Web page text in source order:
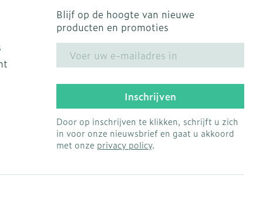
Blijf op de hoogte van nieuwe
producten en promoties
Inschrijven
Door op inschrijven te klikken, schrijft u zich
in voor onze nieuwsbrief en gaat u akkoord
met onze privacy policy.